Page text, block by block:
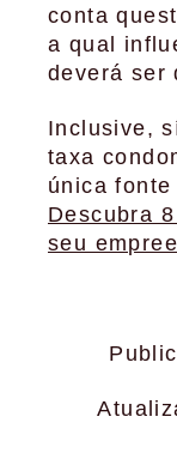
conta
a qual
deverá ser
Inclusive,
taxa
única
Descubra
seu